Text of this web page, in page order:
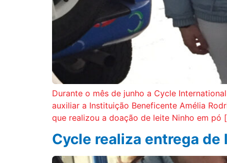
Durante o mês de junho a Cycle
auxiliar a Instituição Beneficente Amélia
que realizou a doação de leite Ninho em pó
Cycle realiza entrega